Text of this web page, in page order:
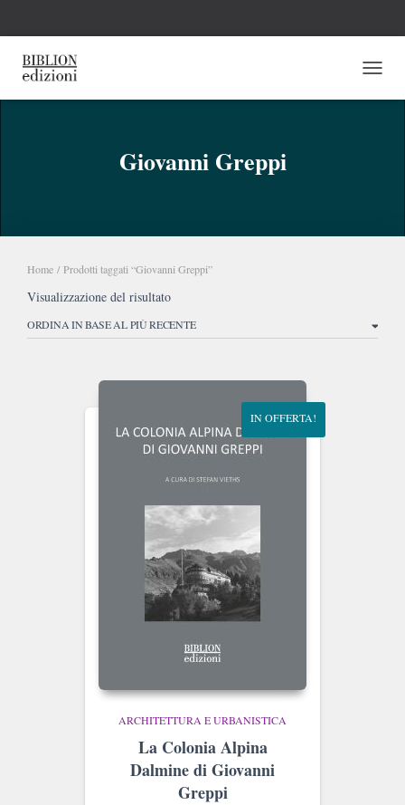
Giovanni Greppi
Home / Prodotti taggati “Giovanni Greppi”
Visualizzazione del risultato
IN OFFERTA!
ARCHITETTURA E URBANISTICA
La Colonia Alpina
Dalmine di Giovanni
Greppi